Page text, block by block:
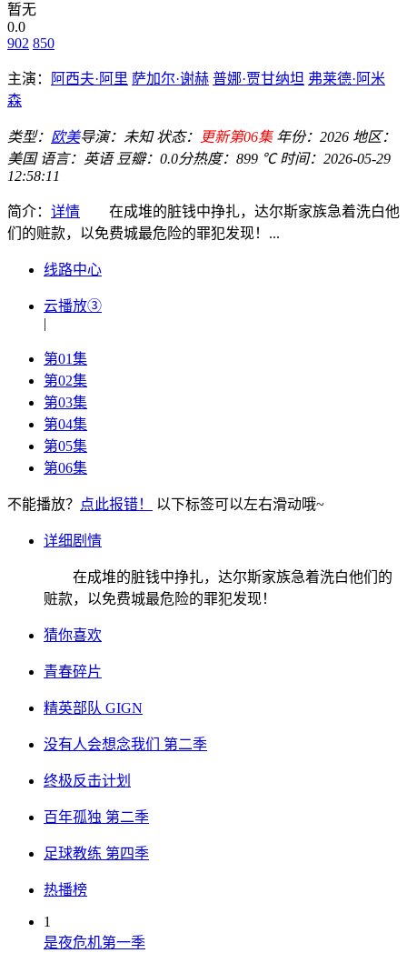
暂无
0.0
902 850
主演： 阿西夫·阿里 萨加尔·谢赫 普娜·贾甘纳坦 弗莱德·阿米
森
类型： 欧美导演： 未知 状态： 更新第06集 年份： 2026 地区：
美国 语言： 英语 豆瓣：0.0分热度：899 ℃ 时间： 2026-05-29
12:58:11
简介： 详情 在成堆的脏钱中挣扎，达尔斯家族急着洗白他
们的赃款，以免费城最危险的罪犯发现！...
线路中心
云播放③
|
第01集
第02集
第03集
第04集
第05集
第06集
不能播放？ 点此报错！ 以下标签可以左右滑动哦~
详细剧情
在成堆的脏钱中挣扎，达尔斯家族急着洗白他们的
赃款，以免费城最危险的罪犯发现！
猜你喜欢
青春碎片
精英部队 GIGN
没有人会想念我们 第二季
终极反击计划
百年孤独 第二季
足球教练 第四季
热播榜
1
是夜危机第一季